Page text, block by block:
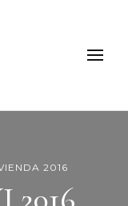
2016